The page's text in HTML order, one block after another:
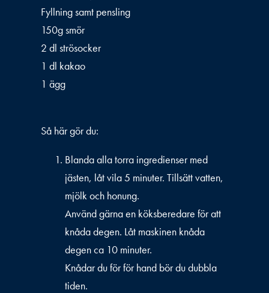
Fyllning samt pensling
150g smör
2 dl strösocker
1 dl kakao
1 ägg
Så här gör du:
Blanda alla torra ingredienser med
jästen, låt vila 5 minuter. Tillsätt vatten,
mjölk och honung.
Använd gärna en köksberedare för att
knåda degen. Låt maskinen knåda
degen ca 10 minuter.
Knådar du för för hand bör du dubbla
tiden.